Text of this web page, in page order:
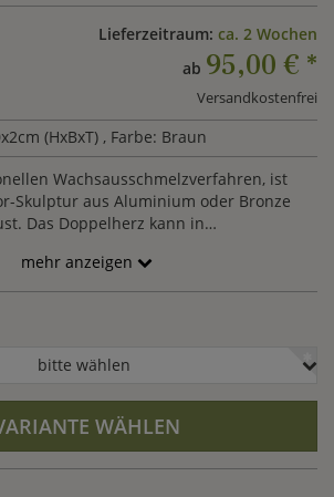
Lieferzeitraum: ca. 2 Wochen
ab 95,00 € *
Versandkostenfrei
(HxBxT) , Farbe: Braun
Wachsausschmelzverfahren, ist
Skulptur aus Aluminium oder Bronze
Das Doppelherz kann in
mehr anzeigen
bitte wählen
WÄHLEN